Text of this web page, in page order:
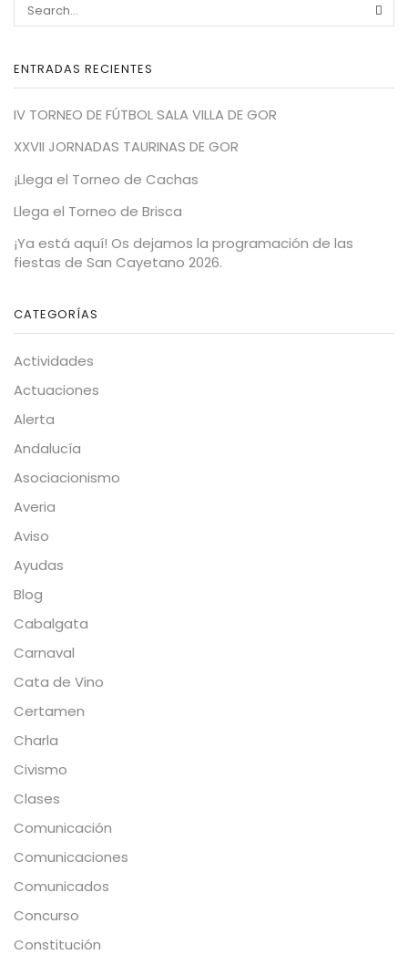
ENTRADAS RECIENTES
IV TORNEO DE FÚTBOL SALA VILLA DE GOR
XXVII JORNADAS TAURINAS DE GOR
¡Llega el Torneo de Cachas
Llega el Torneo de Brisca
¡Ya está aquí! Os dejamos la programación de las
fiestas de San Cayetano 2026.
CATEGORÍAS
Actividades
Actuaciones
Alerta
Andalucía
Asociacionismo
Averia
Aviso
Ayudas
Blog
Cabalgata
Carnaval
Cata de Vino
Certamen
Charla
Civismo
Clases
Comunicación
Comunicaciones
Comunicados
Concurso
Constitución